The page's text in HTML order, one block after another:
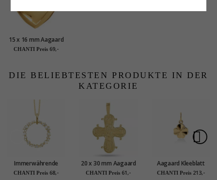
15 x 16 mm Aagaard
Herz Anhänger in
CHANTI Preis 69,-
DIE BELIEBTESTEN PRODUKTE IN DER
KATEGORIE
Immerwährende
Liebe Aagaard
CHANTI Preis 68,-
20 x 30 mm Aagaard
Dagmar-Kreuz mit
CHANTI Preis 61,-
Aagaard Kleeblatt
Anhänger in 8 Karat
CHANTI Preis 213,-